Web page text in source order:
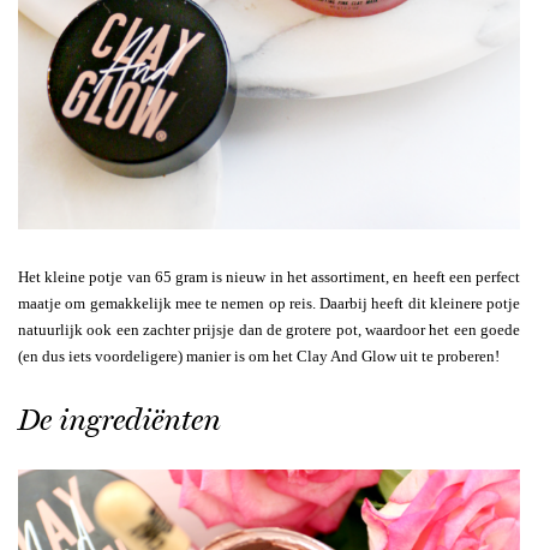
Het kleine potje van 65 gram is nieuw in het assortiment, en heeft een perfect
maatje om gemakkelijk mee te nemen op reis. Daarbij heeft dit kleinere potje
natuurlijk ook een zachter prijsje dan de grotere pot, waardoor het een goede
(en dus iets voordeligere) manier is om het Clay And Glow uit te proberen!
De ingrediënten